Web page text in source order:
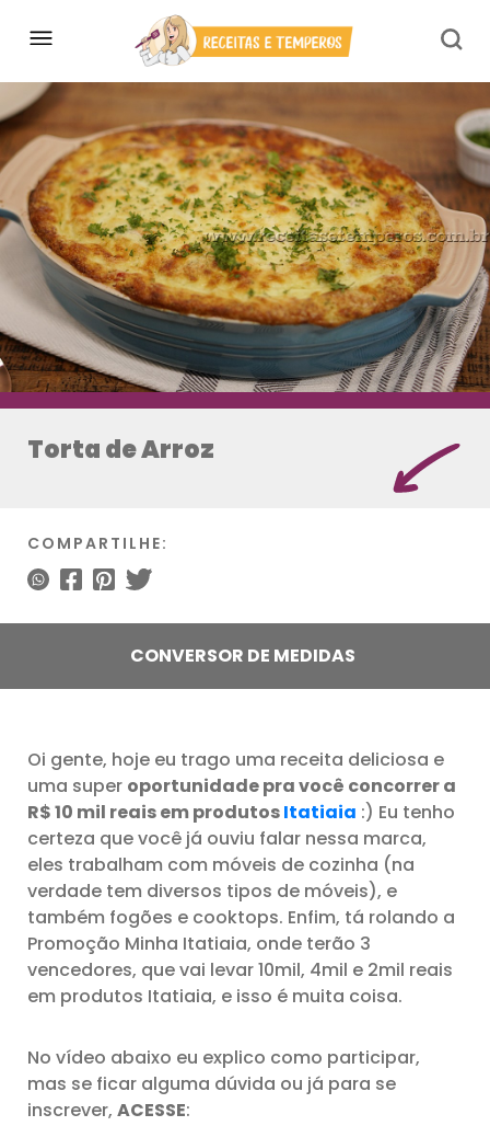
Torta de Arroz
COMPARTILHE:
CONVERSOR DE MEDIDAS
Oi gente, hoje eu trago uma receita deliciosa e
uma super oportunidade pra você concorrer a
R$ 10 mil reais em produtosItatiaia :) Eu tenho
certeza que você já ouviu falar nessa marca,
eles trabalham com móveis de cozinha (na
verdade tem diversos tipos de móveis), e
também fogões e cooktops. Enfim, tá rolando a
Promoção Minha Itatiaia, onde terão 3
vencedores, que vai levar 10mil, 4mil e 2mil reais
em produtos Itatiaia, e isso é muita coisa.
No vídeo abaixo eu explico como participar,
mas se ficar alguma dúvida ou já para se
inscrever, ACESSE: